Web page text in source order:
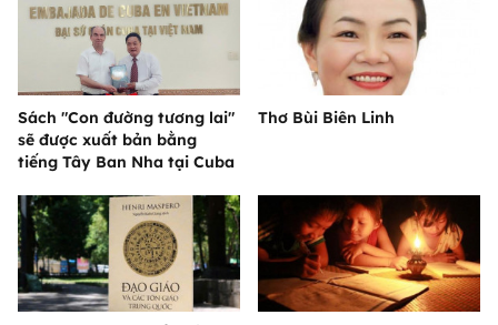
Sách "Con đường tương lai"
sẽ được xuất bản bằng
tiếng Tây Ban Nha tại Cuba
Thơ Bùi Biên Linh